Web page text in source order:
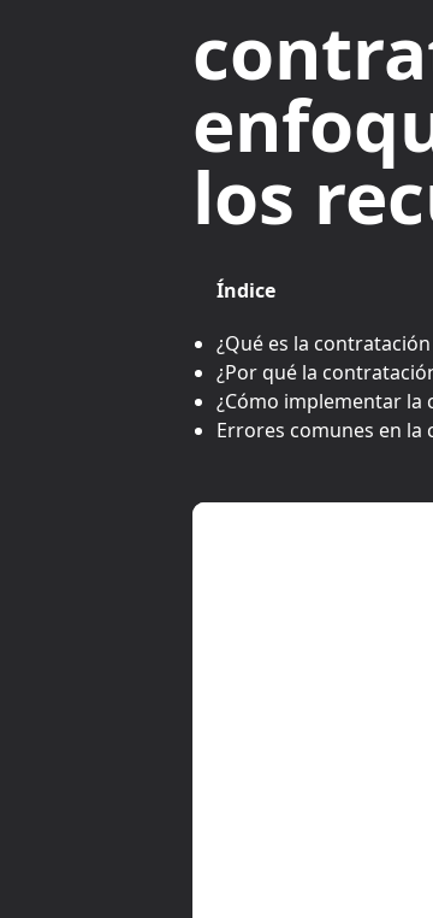
los
Índice
¿Qué es la
¿Por qué la
¿Cómo implementar la
Errores comunes en